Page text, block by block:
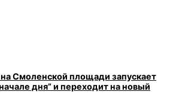
Смоленской площади запускает
дня” и переходит на новый